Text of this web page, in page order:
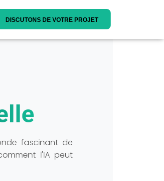
DISCUTONS DE VOTRE PROJET
fascinant de
l'IA peut